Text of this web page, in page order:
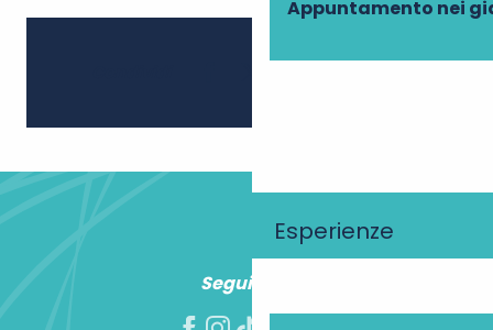
Appuntamento nei
Esperienze
Ajouter
Seguiteci!